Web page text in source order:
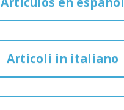
Articoli in italiano